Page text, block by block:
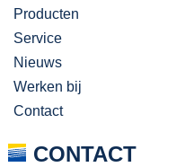
Producten
Service
Nieuws
Werken bij
Contact
CONTACT